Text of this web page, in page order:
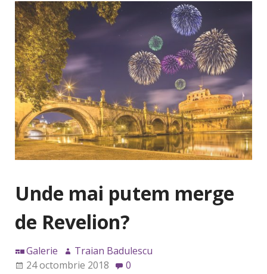
Unde mai putem merge
de Revelion?
Galerie
Traian Badulescu
24 octombrie 2018
0